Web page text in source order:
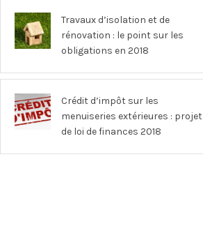
Travaux d’isolation et de
rénovation : le point sur les
obligations en 2018
Crédit d’impôt sur les
menuiseries extérieures : projet
de loi de finances 2018